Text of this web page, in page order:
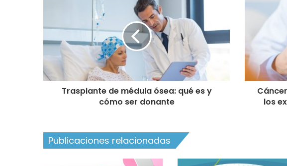
b
Trasplante de médula ósea: qué es y
cómo ser donante
los
Publicaciones relacionadas